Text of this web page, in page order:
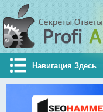
Навигация Здесь